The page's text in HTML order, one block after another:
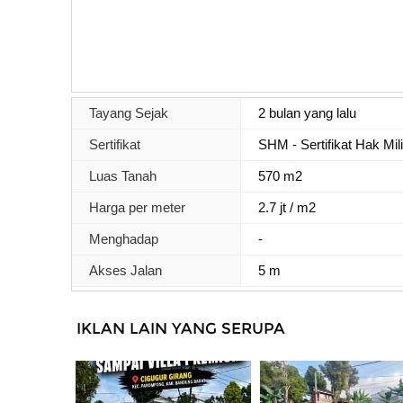
Tayang Sejak 2 bulan yang lalu
Sertifikat SHM - Sertifikat Hak
Luas Tanah 570 m2
Harga per meter 2.7 jt / m2
Menghadap -
Akses Jalan 5 m
IKLAN LAIN YANG SERUPA